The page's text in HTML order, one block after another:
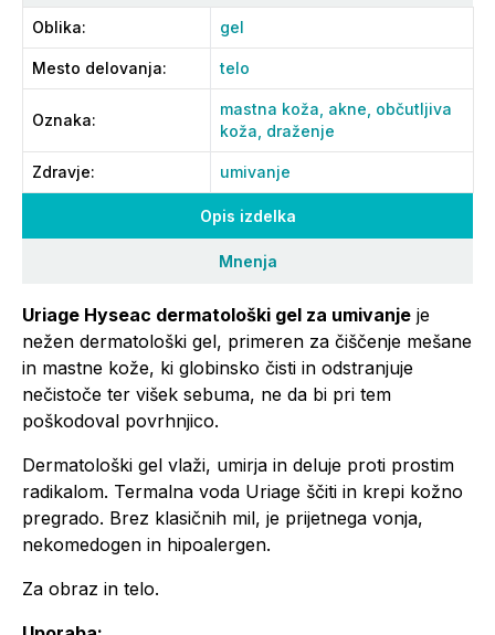
Opis izdelka
Mnenja
Uriage Hyseac dermatološki gel za umivanje je
nežen dermatološki gel, primeren za čiščenje mešane
in mastne kože, ki globinsko čisti in odstranjuje
nečistoče ter višek sebuma, ne da bi pri tem
poškodoval povrhnjico.
Dermatološki gel vlaži, umirja in deluje proti prostim
radikalom. Termalna voda Uriage ščiti in krepi kožno
pregrado. Brez klasičnih mil, je prijetnega vonja,
nekomedogen in hipoalergen.
Za obraz in telo.
Oblika: gel
Mesto delovanja: telo
Oznaka:
mastna koža, akne, občutljiva
koža, draženje
Zdravje: umivanje